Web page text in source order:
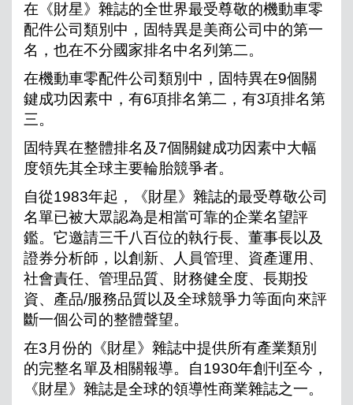
在《財星》雜誌的全世界最受尊敬的機動車零
配件公司類別中，固特異是美商公司中的第一
名，也在不分國家排名中名列第二。
在機動車零配件公司類別中，固特異在9個關
鍵成功因素中，有6項排名第二，有3項排名第
三。
固特異在整體排名及7個關鍵成功因素中大幅
度領先其全球主要輪胎競爭者。
自從1983年起，《財星》雜誌的最受尊敬公司
名單已被大眾認為是相當可靠的企業名望評
鑑。它邀請三千八百位的執行長、董事長以及
證券分析師，以創新、人員管理、資產運用、
社會責任、管理品質、財務健全度、長期投
資、產品/服務品質以及全球競爭力等面向來評
斷一個公司的整體聲望。
在3 月份的《財星》雜誌中提供所有產業類別
的完整名單及相關報導。自1930年創刊至今，
《財星》雜誌是全球的領導性商業雜誌之一。